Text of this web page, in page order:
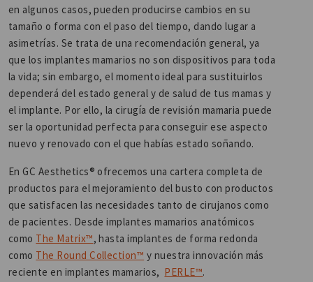
en algunos casos, pueden producirse cambios en su
tamaño o forma con el paso del tiempo, dando lugar a
asimetrías. Se trata de una recomendación general, ya
que los implantes mamarios no son dispositivos para toda
la vida; sin embargo, el momento ideal para sustituirlos
dependerá del estado general y de salud de tus mamas y
el implante. Por ello, la cirugía de revisión mamaria puede
ser la oportunidad perfecta para conseguir ese aspecto
nuevo y renovado con el que habías estado soñando.
En GC Aesthetics® ofrecemos una cartera completa de
productos para el mejoramiento del busto con productos
que satisfacen las necesidades tanto de cirujanos como
de pacientes. Desde implantes mamarios anatómicos
como The Matrix™, hasta implantes de forma redonda
como The Round Collection™ y nuestra innovación más
reciente en implantes mamarios, PERLE™.